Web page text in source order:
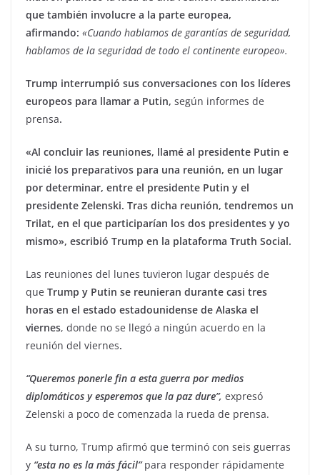
que también involucre a la parte europea,
afirmando: «Cuando hablamos de garantías de seguridad,
hablamos de la seguridad de todo el continente europeo».
Trump interrumpió sus conversaciones con los líderes
europeos para llamar a Putin, según informes de
prensa.
«Al concluir las reuniones, llamé al presidente Putin e
inicié los preparativos para una reunión, en un lugar
por determinar, entre el presidente Putin y el
presidente Zelenski. Tras dicha reunión, tendremos un
Trilat, en el que participarían los dos presidentes y yo
mismo», escribió Trump en la plataforma Truth Social.
Las reuniones del lunes tuvieron lugar después de
que Trump y Putin se reunieran durante casi tres
horas en el estado estadounidense de Alaska el
viernes, donde no se llegó a ningún acuerdo en la
reunión del viernes.
“Queremos ponerle fin a esta guerra por medios
diplomáticos y esperemos que la paz dure”, expresó
Zelenski a poco de comenzada la rueda de prensa.
A su turno, Trump afirmó que terminó con seis guerras
y “esta no es la más fácil”para responder rápidamente